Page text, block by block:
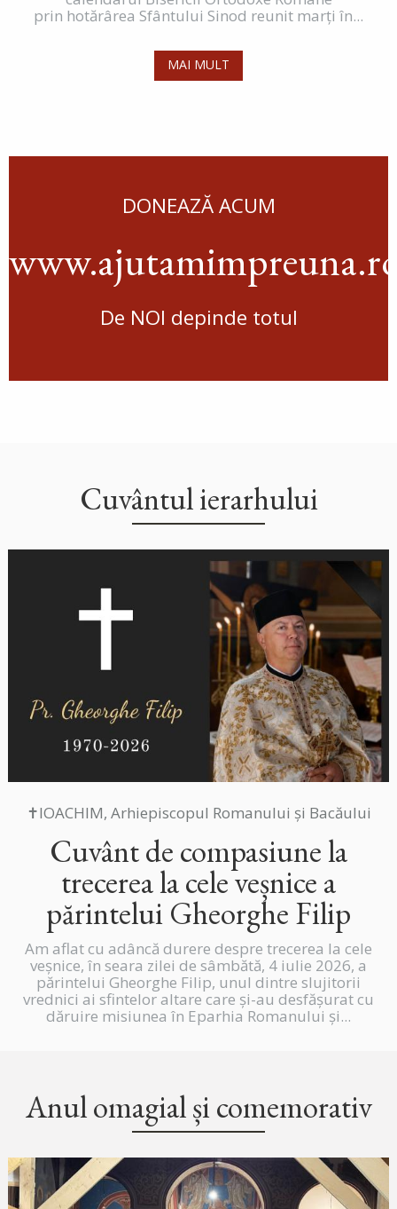
prin hotărârea Sfântului Sinod reunit marţi în...
MAI MULT
DONEAZĂ ACUM
De NOI depinde totul
Cuvântul ierarhului
✝IOACHIM, Arhiepiscopul Romanului și Bacăului
Cuvânt de compasiune la
trecerea la cele veșnice a
părintelui Gheorghe Filip
Am aflat cu adâncă durere despre trecerea la cele
veșnice, în seara zilei de sâmbătă, 4 iulie 2026, a
părintelui Gheorghe Filip, unul dintre slujitorii
vrednici ai sfintelor altare care și-au desfășurat cu
dăruire misiunea în Eparhia Romanului și...
Anul omagial și comemorativ